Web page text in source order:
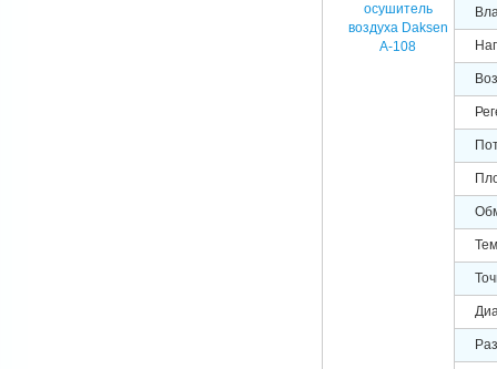
осушитель
воздуха Daksen
A-108